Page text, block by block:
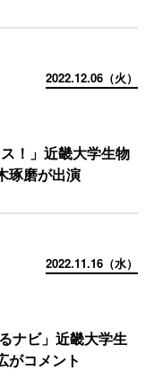
2022.12.06（火）
！」近畿大学生物
琢磨が出演
2022.11.16（水）
ナビ」近畿大学生
がコメント